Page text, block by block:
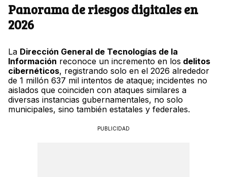
Panorama de riesgos digitales en
2026
La Dirección General de Tecnologías de la
Información reconoce un incremento en los delitos
cibernéticos, registrando solo en el 2026 alrededor
de 1 millón 637 mil intentos de ataque; incidentes no
aislados que coinciden con ataques similares a
diversas instancias gubernamentales, no solo
municipales, sino también estatales y federales.
PUBLICIDAD